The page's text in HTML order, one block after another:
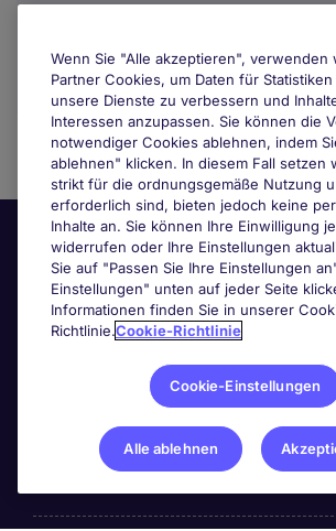
Nach Berufsfeld suchen
Wenn Sie "Alle akzeptieren", verwenden
Partner Cookies, um Daten für
unsere Dienste zu verbessern und
Interessen anzupassen. Sie können die
notwendiger Cookies ablehnen, indem
ablehnen" klicken. In diesem Fall setzen
strikt für die ordnungsgemäße Nutzung
erforderlich sind, bieten jedoch keine
Inhalte an. Sie können Ihre Einwilligung
widerrufen oder Ihre Einstellungen
Sie auf "Passen Sie Ihre Einstellungen
Einstellungen" unten auf jeder Seite
Informationen finden Sie in unserer
Richtlinie.Cookie-Richtlinie
Cookie-Einstellungen
Alle ablehnen